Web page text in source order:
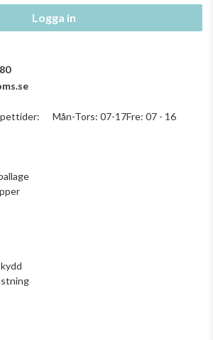
Logga in
Mån-Tors: 07-17Fre: 07 - 16